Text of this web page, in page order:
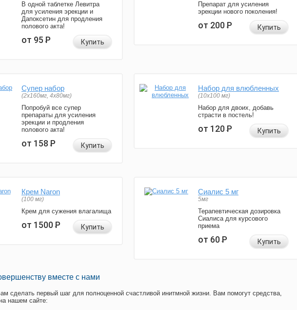
В одной таблетке Левитра
для усиления эрекции и
Дапоксетин для продления
полового акта!
от 95Р Купить
Препарат для усиления
эрекции нового поколения!
от 200Р Купить
Супер набор
(2х160мг, 4х80мг)
Попробуй все супер
препараты для усиления
эрекции и продления
полового акта!
от 158Р Купить
Набор для влюбленных
(10х100 мг)
Набор для двоих, добавь
страсти в постель!
от 120Р Купить
Крем Naron
(100 мг)
Крем для сужения влагалища
от 1500Р Купить
Сиалис 5 мг
5мг
Терапевтическая дозировка
Сиалиса для курсового
приема
от 60Р Купить
вместе с нами
сделать первый шаг для полноценной счастливой инитмной жизни. Вам помогут средства,
нашем сайте: